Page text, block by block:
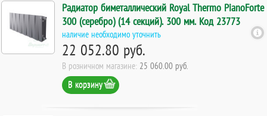
Радиатор биметаллический Royal Thermo PianoForte
300 (серебро) (14 секций). 300 мм. Код 23773
наличие необходимо уточнить
22 052.80 руб.
В розничном магазине: 25 060.00 руб.
В корзину